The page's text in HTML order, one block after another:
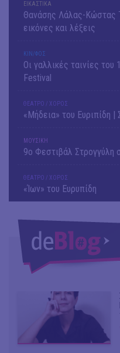
ΕΙΚΑΣΤΙΚΑ
Θανάσης Λάλας-Κώστας
εικόνες και λέξεις
ΚΙΝ/ΦΟΣ
Οι γαλλικές ταινίες
Festival
ΘΕΑΤΡΟ / ΧΟΡΟΣ
«Μήδεια» του Ευριπίδη
ΜΟΥΣΙΚΗ
9o Φεστιβάλ Στρογγύλη
ΘΕΑΤΡΟ / ΧΟΡΟΣ
«Ίων» του Ευρυπίδη